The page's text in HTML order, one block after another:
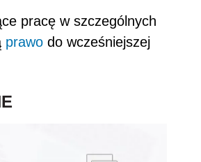
pracę w szczególnych
prawo do wcześniejszej